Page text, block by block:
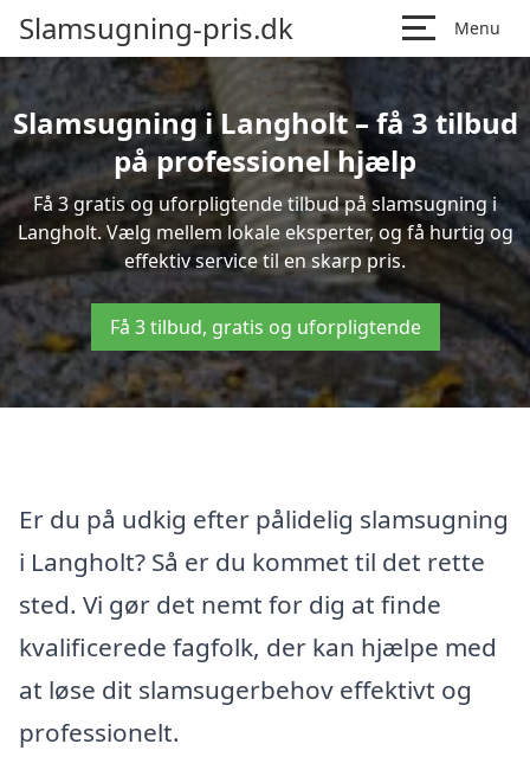
Slamsugning-pris.dk Menu
Slamsugning i Langholt – få 3 tilbud
på professionel hjælp
Få 3 gratis og uforpligtende tilbud på slamsugning i
Langholt. Vælg mellem lokale eksperter, og få hurtig og
effektiv service til en skarp pris.
Få 3 tilbud, gratis og uforpligtende
Er du på udkig efter pålidelig slamsugning
i Langholt? Så er du kommet til det rette
sted. Vi gør det nemt for dig at finde
kvalificerede fagfolk, der kan hjælpe med
at løse dit slamsugerbehov effektivt og
professionelt.